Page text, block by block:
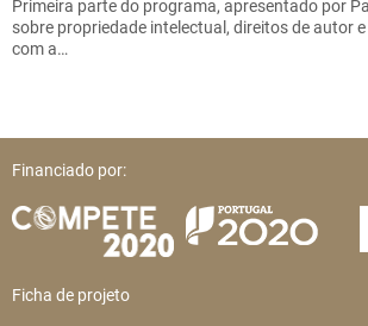
Primeira parte do programa, apresentado por
sobre propriedade intelectual, direitos de autor
com a…
Financiado por:
Ficha de projeto